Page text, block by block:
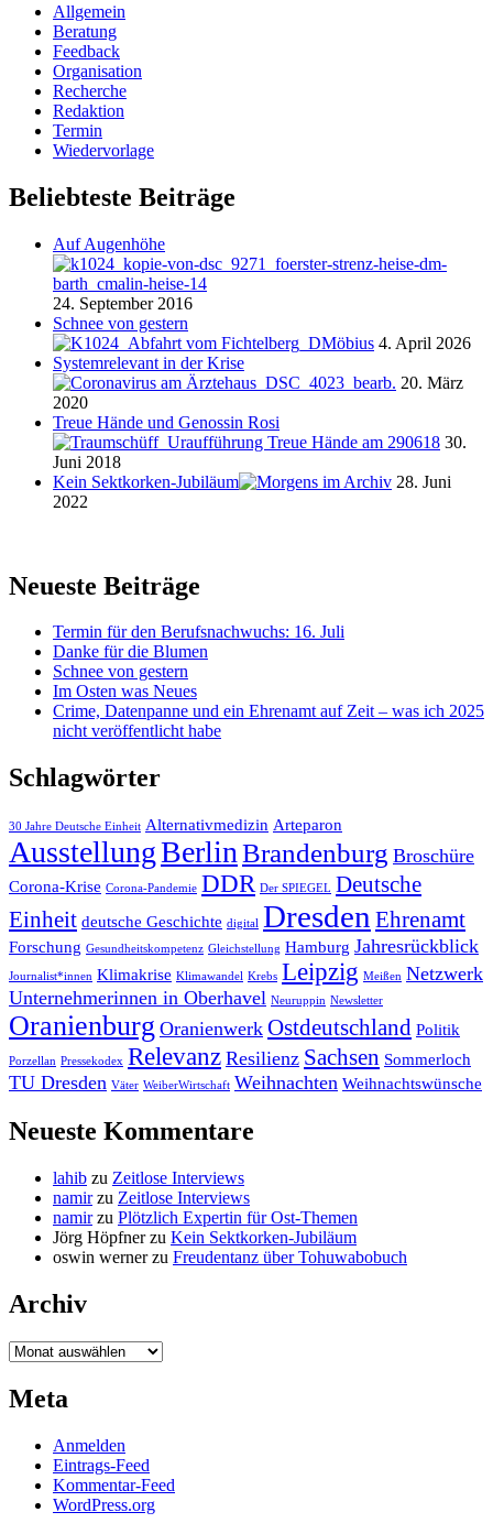
Allgemein
Beratung
Feedback
Organisation
Recherche
Redaktion
Termin
Wiedervorlage
Beliebteste Beiträge
Auf Augenhöhe
24. September 2016
Schnee von gestern
4. April 2026
Systemrelevant in der Krise
20. März
2020
Treue Hände und Genossin Rosi
30.
Juni 2018
Kein Sektkorken-Jubiläum
28. Juni
2022
Neueste Beiträge
Termin für den Berufsnachwuchs: 16. Juli
Danke für die Blumen
Schnee von gestern
Im Osten was Neues
Crime, Datenpanne und ein Ehrenamt auf Zeit – was ich 2025
nicht veröffentlicht habe
Schlagwörter
30 Jahre Deutsche Einheit Alternativmedizin Arteparon
AusstellungBerlinBrandenburg Broschüre
Corona-Krise Corona-Pandemie DDR Der SPIEGEL Deutsche
Einheit deutsche Geschichte digital Dresden Ehrenamt
Forschung Gesundheitskompetenz Gleichstellung Hamburg Jahresrückblick
Journalist*innen Klimakrise Klimawandel Krebs Leipzig Meißen Netzwerk
Unternehmerinnen in Oberhavel Neuruppin Newsletter
Oranienburg Oranienwerk Ostdeutschland Politik
Porzellan Pressekodex Relevanz Resilienz Sachsen Sommerloch
TU Dresden Väter WeiberWirtschaft Weihnachten Weihnachtswünsche
Neueste Kommentare
lahib zu Zeitlose Interviews
namirzu Zeitlose Interviews
namirzu Plötzlich Expertin für Ost-Themen
Jörg Höpfnerzu Kein Sektkorken-Jubiläum
oswin wernerzu Freudentanz über Tohuwabobuch
Archiv
Archiv
Meta
Anmelden
Eintrags-Feed
Kommentar-Feed
WordPress.org